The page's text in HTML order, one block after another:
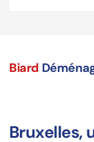
Biard
Bruxelles,